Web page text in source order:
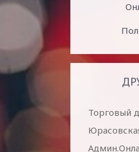
Торговый